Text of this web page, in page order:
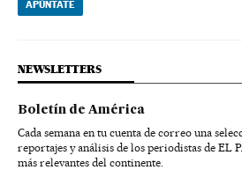
APÚNTATE
NEWSLETTERS
Boletín de América
Cada semana en tu cuenta de correo una
reportajes y análisis de los periodistas de EL
más relevantes del continente.